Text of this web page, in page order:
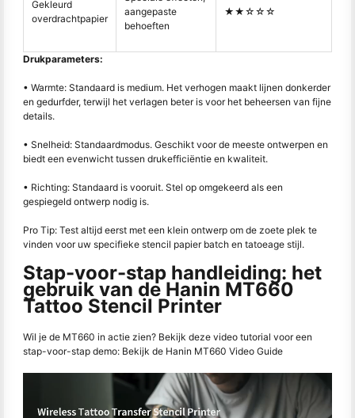
Gekleurd
overdrachtpapier
aangepaste
behoeften
★★☆☆☆
Drukparameters:
• Warmte: Standaard is medium. Het verhogen maakt lijnen donkerder
en gedurfder, terwijl het verlagen beter is voor het beheersen van fijne
details.
• Snelheid: Standaardmodus. Geschikt voor de meeste ontwerpen en
biedt een evenwicht tussen drukefficiëntie en kwaliteit.
• Richting: Standaard is vooruit. Stel op omgekeerd als een
gespiegeld ontwerp nodig is.
Pro Tip: Test altijd eerst met een klein ontwerp om de zoete plek te
vinden voor uw specifieke stencil papier batch en tatoeage stijl.
Stap-voor-stap handleiding: het
gebruik van de Hanin MT660
Tattoo Stencil Printer
Wil je de MT660 in actie zien? Bekijk deze video tutorial voor een
stap-voor-stap demo: Bekijk de Hanin MT660 Video Guide